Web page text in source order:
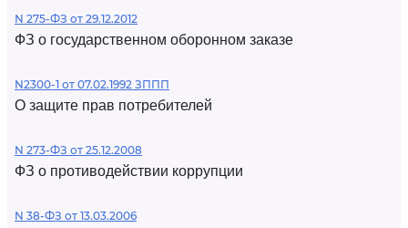
N 275-ФЗ от 29.12.2012
ФЗ о государственном оборонном заказе
N2300-1 от 07.02.1992 ЗППП
О защите прав потребителей
N 273-ФЗ от 25.12.2008
ФЗ о противодействии коррупции
N 38-ФЗ от 13.03.2006